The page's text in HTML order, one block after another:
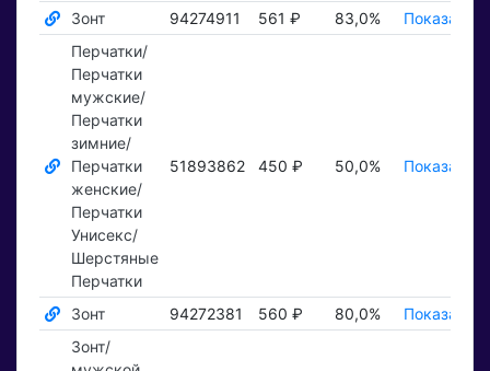
Зонт
94274911 561 ₽ 83,0%
Показать ₽
Перчатки/
Перчатки
мужские/
Перчатки
зимние/
Перчатки
женские/
Перчатки
Унисекс/
Шерстяные
Перчатки
51893862 450 ₽ 50,0% Показать ₽
Зонт 94272381 560 ₽ 80,0%
Показать ₽
Зонт/